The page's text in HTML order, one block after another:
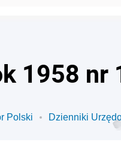
1958 nr
Polski Dzienniki